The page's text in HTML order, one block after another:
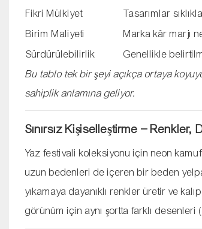
Fikri Mülkiyet Tasarımlar
Birim Maliyeti
Marka kâr marjı
Sürdürülebilirlik
Genellikle
Bu tablo tek bir şeyi açıkça ortaya
sahiplik anlamına geliyor.
Sınırsız Kişiselleştirme –
Yaz festivali koleksiyonu için neon
uzun bedenleri de içeren bir beden
yıkamaya dayanıklı renkler üretir ve
görünüm için aynı şortta farklı